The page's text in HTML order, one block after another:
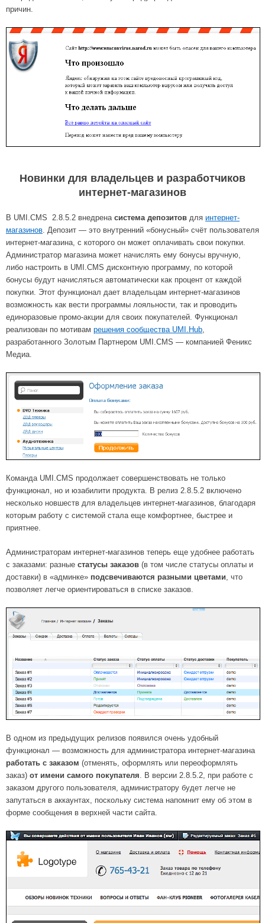
причин.
Новинки для владельцев и разработчиков
интернет-магазинов
В UMI.CMS 2.8.5.2 внедрена система депозитов для интернет-
магазинов. Депозит — это внутренний «бонусный» счёт пользователя
интернет-магазина, с которого он может оплачивать свои покупки.
Администратор магазина может начислять ему бонусы вручную,
либо настроить в UMI.CMS дисконтную программу, по которой
бонусы будут начисляться автоматически как процент от каждой
покупки. Этот функционал дает владельцам интернет-магазинов
возможность как вести программы лояльности, так и проводить
единоразовые промо-акции для своих покупателей. Функционал
реализован по мотивам решения сообщества UMI.Hub,
разработанного Золотым Партнером UMI.CMS — компанией Феникс
Медиа.
Команда UMI.CMS продолжает совершенствовать не только
функционал, но и юзабилити продукта. В релиз 2.8.5.2 включено
несколько новшеств для владельцев интернет-магазинов, благодаря
которым работу с системой стала еще комфортнее, быстрее и
приятнее.
Администраторам интернет-магазинов теперь еще удобнее работать
с заказами: разные статусы заказов (в том числе статусы оплаты и
доставки) в «админке» подсвечиваются разными цветами, что
позволяет легче ориентироваться в списке заказов.
В одном из предыдущих релизов появился очень удобный
функционал — возможность для администратора интернет-магазина
работать с заказом (отменять, оформлять или переоформлять
заказ) от имени самого покупателя. В версии 2.8.5.2, при работе с
заказом другого пользователя, администратору будет легче не
запутаться в аккаунтах, поскольку система напомнит ему об этом в
форме сообщения в верхней части сайта.